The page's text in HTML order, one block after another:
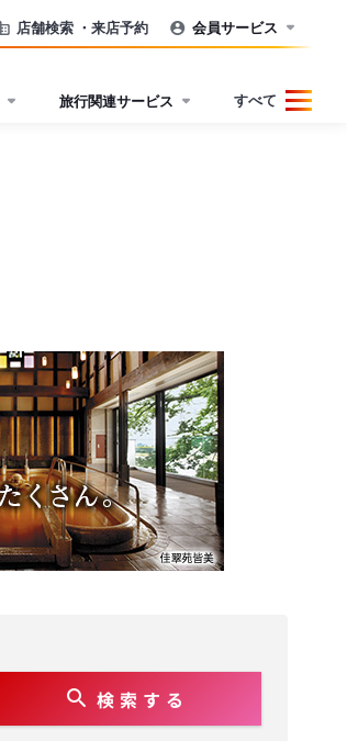
店舗検索 ・来店予約 会員サービス
旅行関連サービス すべて
検 索 す る